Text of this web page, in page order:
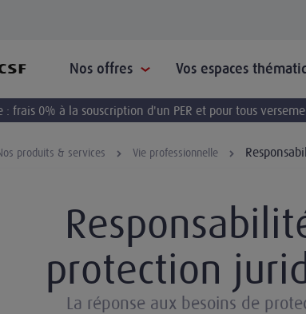
Nos offres Vos espaces
frais 0% à la souscription d'un PER et pour tous
produits & services Vie professionnelle
protection
La réponse aux besoins de